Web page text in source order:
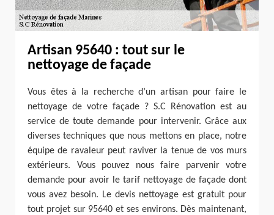
Artisan 95640 : tout sur le
nettoyage de façade
Vous êtes à la recherche d’un artisan pour faire le
nettoyage de votre façade ? S.C Rénovation est au
service de toute demande pour intervenir. Grâce aux
diverses techniques que nous mettons en place, notre
équipe de ravaleur peut raviver la tenue de vos murs
extérieurs. Vous pouvez nous faire parvenir votre
demande pour avoir le tarif nettoyage de façade dont
vous avez besoin. Le devis nettoyage est gratuit pour
tout projet sur 95640 et ses environs. Dès maintenant,